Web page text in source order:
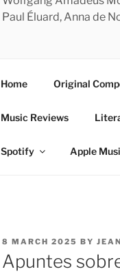
Paul Éluard, Anna de
Home Original
Music Reviews
Spotify Apple
POSTED
ON
8 MARCH 2025 BY
Apuntes